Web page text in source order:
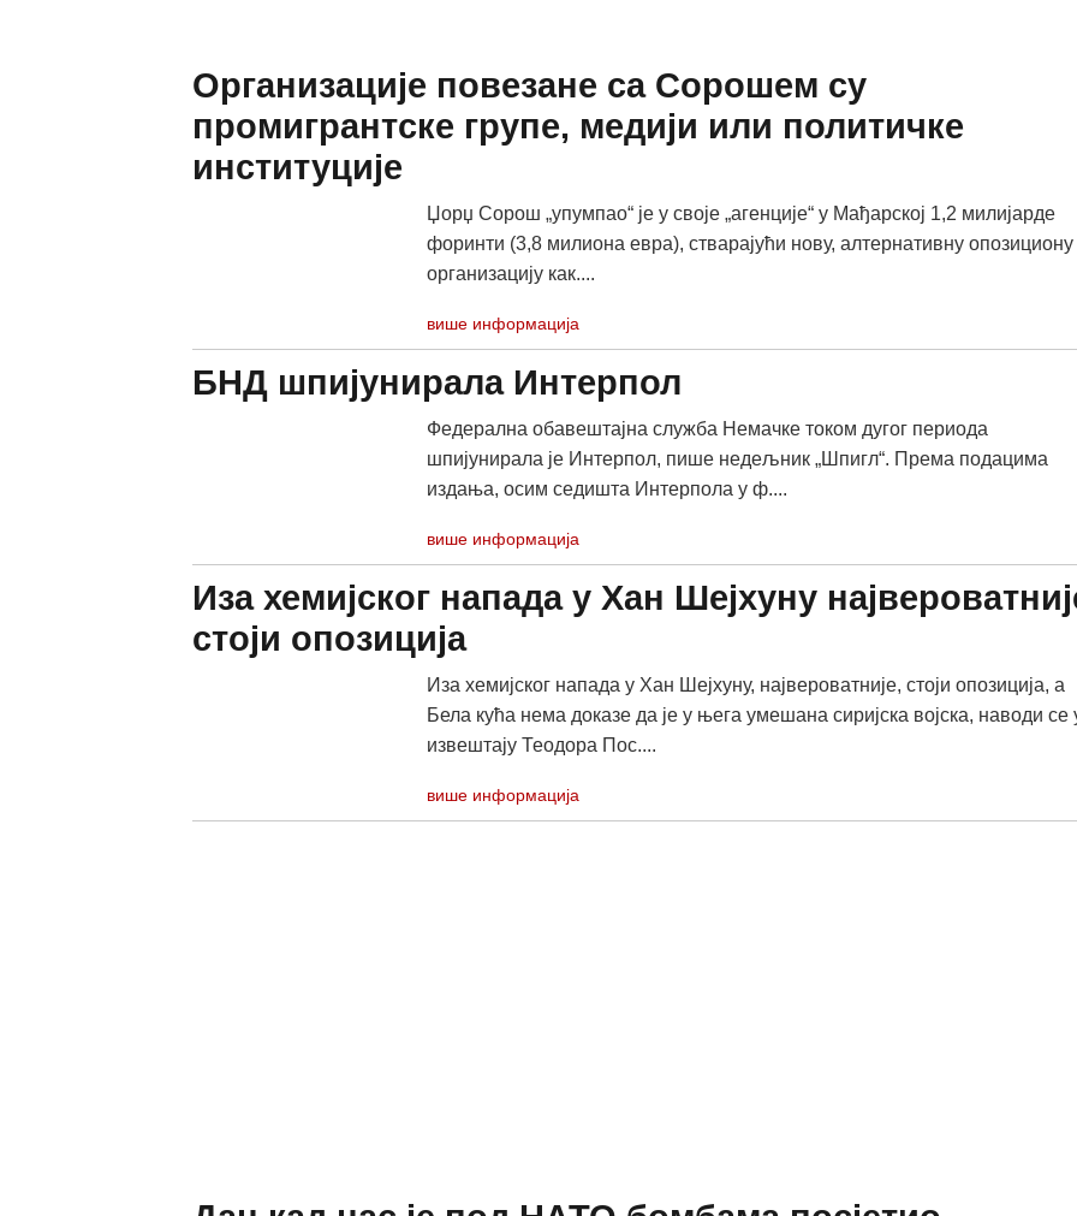
Oрганизације повезане са Сорошем су
промигрантске групе, медији или политичке
институције
Џорџ Сорош „упумпао“ је у своје „агенције“ у Мађарској 1,2 милијарде
форинти (3,8 милиона евра), стварајући нову, алтернативну опозициону
организацију как....
више информација
БНД шпијунирала Интерпол
Федерална обавештајна служба Немачке током дугог периода
шпијунирала је Интерпол, пише недељник „Шпигл“. Према подацима
издања, осим седишта Интерпола у ф....
више информација
Иза хемијског напада у Хан Шејхуну
стоји опозиција
Иза хемијског напада у Хан Шејхуну, највероватније, стоји опозиција, а
Бела кућа нема доказе да је у њега умешана сиријска војска, наводи се
извештају Теодора Пос....
више информација